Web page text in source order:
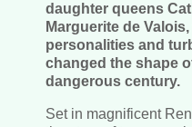
daughter queens
Marguerite de
personalities and
changed the shape
dangerous century.
Set in magnificent